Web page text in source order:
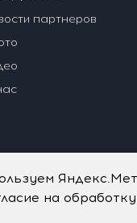
партнеров
на